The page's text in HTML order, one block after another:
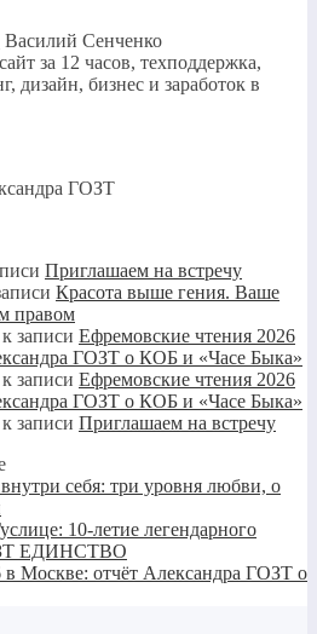
Василий Сенченко
за 12 часов, техподдержка,
дизайн, бизнес и заработок в
ГОЗТ
Приглашаем на встречу
Красота выше гения. Ваше
правом
к записи Ефремовские чтения 2026
ГОЗТ о КОБ и «Часе Быка»
к записи Ефремовские чтения 2026
ГОЗТ о КОБ и «Часе Быка»
к записи Приглашаем на встречу
себя: три уровня любви, о
10-летие легендарного
ЕДИНСТВО
в Москве: отчёт Александра ГОЗТ о